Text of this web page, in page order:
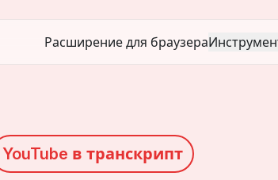
Расширение для браузера
YouTube в транскрипт